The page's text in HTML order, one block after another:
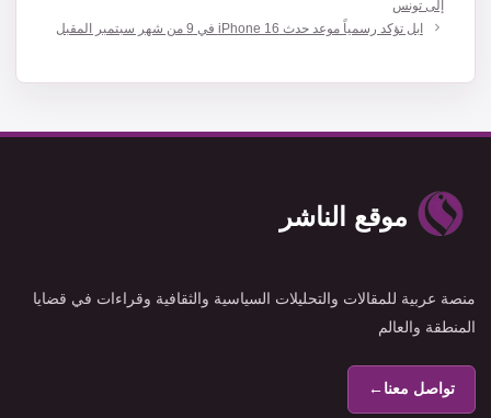
إلى تونس
ابل تؤكد رسمياً موعد حدث iPhone 16 في 9 من شهر سبتمبر المقبل
موقع الناشر
منصة عربية للمقالات والتحليلات السياسية والثقافية وقراءات في قضايا
المنطقة والعالم
تواصل معنا←